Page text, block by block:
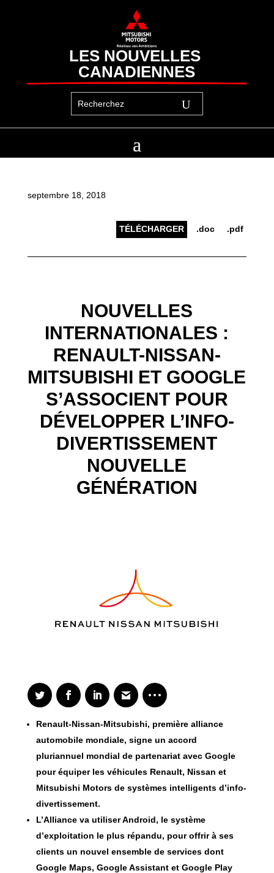
LES NOUVELLES
CANADIENNES
septembre 18, 2018
TÉLÉCHARGER .doc .pdf
NOUVELLES
INTERNATIONALES :
RENAULT-NISSAN-
MITSUBISHI ET GOOGLE
S’ASSOCIENT POUR
DÉVELOPPER L’INFO-
DIVERTISSEMENT
NOUVELLE
GÉNÉRATION
Renault-Nissan-Mitsubishi, première alliance
automobile mondiale, signe un accord
pluriannuel mondial de partenariat avec Google
pour équiper les véhicules Renault, Nissan et
Mitsubishi Motors de systèmes intelligents d’info-
divertissement.
L’Alliance va utiliser Android, le système
d’exploitation le plus répandu, pour offrir à ses
clients un nouvel ensemble de services dont
Google Maps, Google Assistant et Google Play